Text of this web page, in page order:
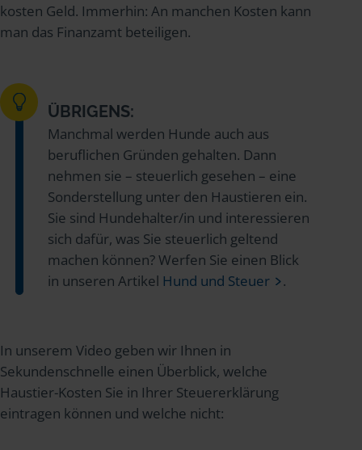
kosten Geld. Immerhin: An manchen Kosten kann
man das Finanzamt beteiligen.
ÜBRIGENS:
Manchmal werden Hunde auch aus
beruflichen Gründen gehalten. Dann
nehmen sie – steuerlich gesehen – eine
Sonderstellung unter den Haustieren ein.
Sie sind Hundehalter/in und interessieren
sich dafür, was Sie steuerlich geltend
machen können? Werfen Sie einen Blick
in unseren Artikel Hund und Steuer .
In unserem Video geben wir Ihnen in
Sekundenschnelle einen Überblick, welche
Haustier-Kosten Sie in Ihrer Steuererklärung
eintragen können und welche nicht: